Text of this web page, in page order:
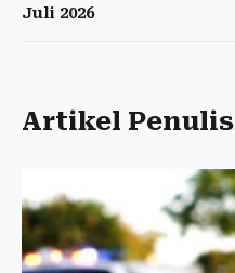
Juli 2026
Artikel Penulis